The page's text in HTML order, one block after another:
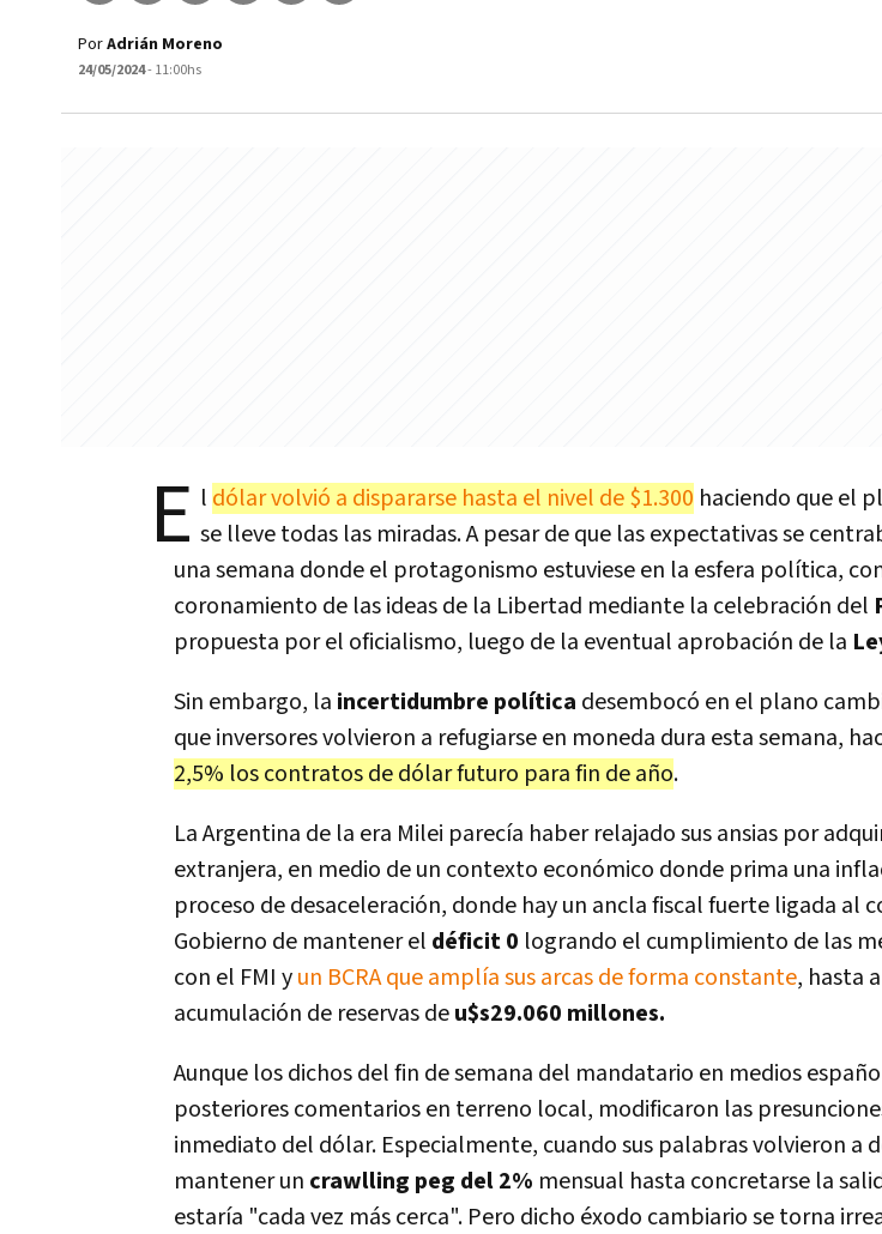
PorAdrián Moreno
24/05/2024- 11:00hs
E l dólar volvió a dispararse hasta el nivel de $1.300 haciendo que el
se lleve todas las miradas. A pesar de que las expectativas se
una semana donde el protagonismo estuviese en la esfera política,
coronamiento de las ideas de la Libertad mediante la celebración del
propuesta por el oficialismo, luego de la eventual aprobación de la
Sin embargo, la incertidumbre política desembocó en el plano
que inversores volvieron a refugiarse en moneda dura esta semana,
2,5% los contratos de dólar futuro para fin de año.
La Argentina de la era Milei parecía haber relajado sus ansias por
extranjera, en medio de un contexto económico donde prima una
proceso de desaceleración, donde hay un ancla fiscal fuerte ligada al
Gobierno de mantener el déficit 0 logrando el cumplimiento de las
con el FMI yun BCRA que amplía sus arcas de forma constante, hasta
acumulación de reservas deu$s29.060 millones.
Aunque los dichos del fin de semana del mandatario en medios
posteriores comentarios en terreno local, modificaron las
inmediato del dólar. Especialmente, cuando sus palabras volvieron a
mantener un crawlling peg del 2% mensual hasta concretarse la
estaría "cada vez más cerca". Pero dicho éxodo cambiario se torna